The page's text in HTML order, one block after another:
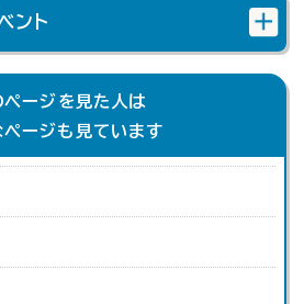
ント
ページを見た人は
ページも見ています